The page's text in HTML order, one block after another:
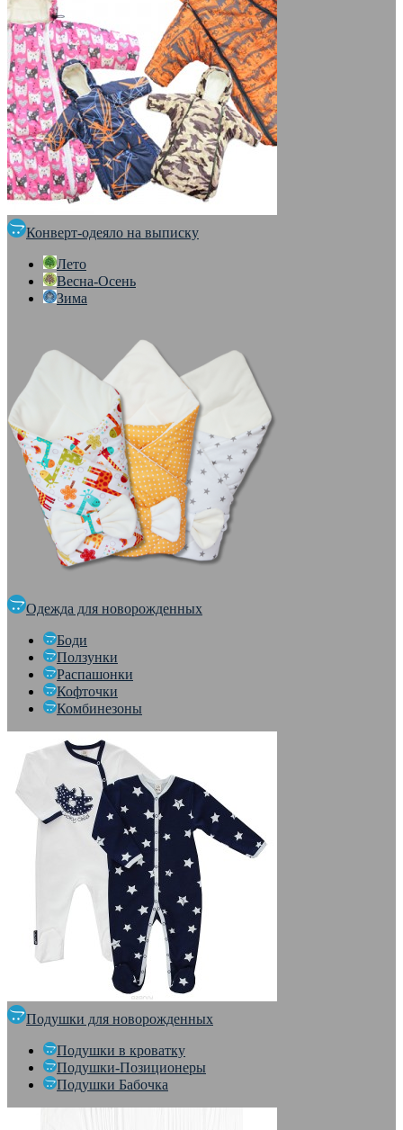
Конверт-одеяло на выписку
Лето
Весна-Осень
Зима
Одежда для новорожденных
Боди
Ползунки
Распашонки
Кофточки
Комбинезоны
Подушки для новорожденных
Подушки в кроватку
Подушки-Позиционеры
Подушки Бабочка